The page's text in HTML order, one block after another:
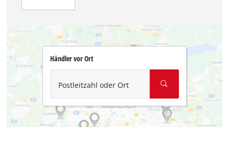
Händler vor Ort
Postleitzahl oder Ort